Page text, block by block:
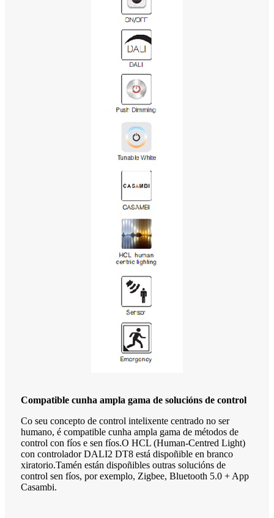
Compatible cunha ampla gama de solucións de control
Co seu concepto de control intelixente centrado no ser
humano, é compatible cunha ampla gama de métodos de
control con fíos e sen fíos.O HCL (Human-Centred Light)
con controlador DALI2 DT8 está dispoñible en branco
xiratorio.Tamén están dispoñibles outras solucións de
control sen fíos, por exemplo, Zigbee, Bluetooth 5.0 + App
Casambi.